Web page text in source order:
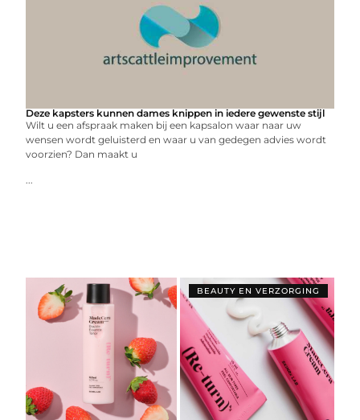
Deze kapsters kunnen dames knippen in iedere gewenste stijl
Wilt u een afspraak maken bij een kapsalon waar naar uw
wensen wordt geluisterd en waar u van gedegen advies wordt
voorzien? Dan maakt u
...
BEAUTY EN VERZORGING